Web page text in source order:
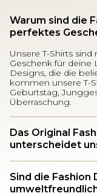
Warum sind die
perfektes
Unsere T-Shirts
Geschenk für deine
Designs, die die
kommen unsere T-
Geburtstag,
Überraschung.
Das Original
unterscheidet
Sind die Fashion